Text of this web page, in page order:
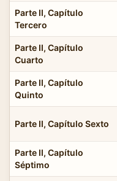
Parte II, Capítulo
Tercero
Parte II, Capítulo
Cuarto
Parte II, Capítulo
Quinto
Parte II, Capítulo Sexto
Parte II, Capítulo
Séptimo